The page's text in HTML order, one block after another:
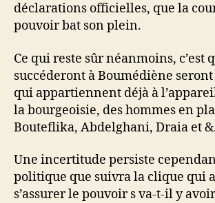
déclarations officielles, que la
pouvoir bat son plein.
Ce qui reste sûr néanmoins, c’est
succéderont à Boumédiène
qui appartiennent déjà à
la bourgeoisie, des hommes en
Bouteflika, Abdelghani, Draia et
Une incertitude persiste
politique que suivra la clique qui
s’assurer le pouvoir s va-t-il y